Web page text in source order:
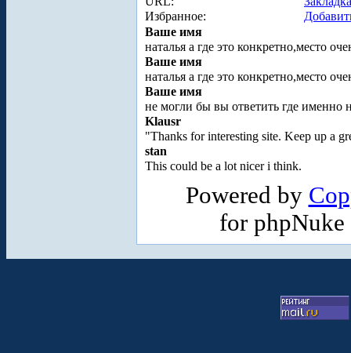
Избранное:
Ваше имя
наталья а где это конкретно,место
Ваше имя
наталья а где это конкретно,место
Ваше имя
не могли бы вы ответить где именно
Klausr
"Thanks for interesting site. Keep up a
stan
This could be a lot nicer i think.
Powered by
for